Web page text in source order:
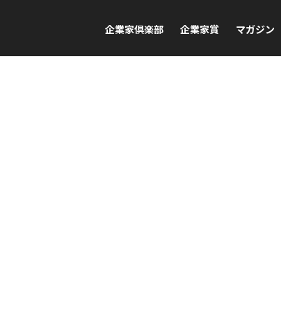
企業家倶楽部 企業家賞 マガジン